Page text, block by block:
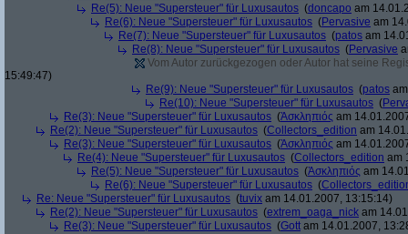
Re(5): Neue "Supersteuer" für Luxusautos (doncapo am
Re(6): Neue "Supersteuer" für Luxusautos (Pervasive am
Re(7): Neue "Supersteuer" für Luxusautos (patos am
Re(8): Neue "Supersteuer" für Luxusautos (Pervasive
Vom Autor zurückgezogen oder Autor hat seine
15:49:47)
Re(9): Neue "Supersteuer" für Luxusautos (patos
Re(10): Neue "Supersteuer" für Luxusautos (
Re(3): Neue "Supersteuer" für Luxusautos (Ἀσκληπιός am
Re(2): Neue "Supersteuer" für Luxusautos (Collectors_edition am
Re(3): Neue "Supersteuer" für Luxusautos (Ἀσκληπιός am
Re(4): Neue "Supersteuer" für Luxusautos (Collectors_edition am
Re(5): Neue "Supersteuer" für Luxusautos (Ἀσκληπιός am
Re(6): Neue "Supersteuer" für Luxusautos (
Re: Neue "Supersteuer" für Luxusautos (tuvix am 14.01.2007, 13:15:14)
Re(2): Neue "Supersteuer" für Luxusautos (extrem_oaga_nick am
Re(3): Neue "Supersteuer" für Luxusautos (Gott am 14.01.2007,